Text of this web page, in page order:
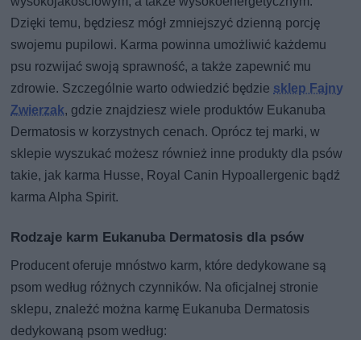
Dzięki temu, będziesz mógł zmniejszyć dzienną porcję
swojemu pupilowi. Karma powinna umożliwić każdemu
psu rozwijać swoją sprawność, a także zapewnić mu
zdrowie. Szczególnie warto odwiedzić będzie sklep Fajny
Zwierzak, gdzie znajdziesz wiele produktów Eukanuba
Dermatosis w korzystnych cenach. Oprócz tej marki, w
sklepie wyszukać możesz również inne produkty dla psów
takie, jak karma Husse, Royal Canin Hypoallergenic bądź
karma Alpha Spirit.
Rodzaje karm Eukanuba Dermatosis dla psów
Producent oferuje mnóstwo karm, które dedykowane są
psom według różnych czynników. Na oficjalnej stronie
sklepu, znaleźć można karmę Eukanuba Dermatosis
dedykowaną psom według: